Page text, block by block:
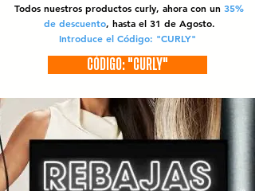
Todos nuestros productos curly, ahora con un 35%
de descuento, hasta el 31 de Agosto.
Introduce el Código: "CURLY"
CÓDIGO: "CURLY"